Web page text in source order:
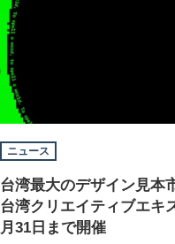
ニュース
台湾最大のデザイン見本
台湾クリエイティブエキ
月31日まで開催